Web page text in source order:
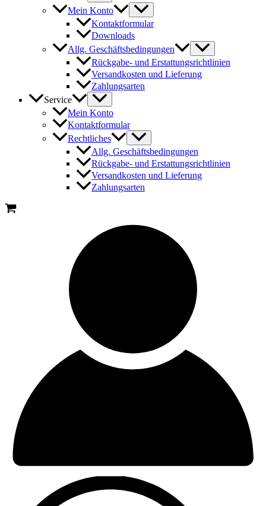
Mein Konto
Kontaktformular
Downloads
Allg. Geschäftsbedingungen
Rückgabe- und Erstattungsrichtlinien
Versandkosten und Lieferung
Zahlungsarten
Service
Mein Konto
Kontaktformular
Rechtliches
Allg. Geschäftsbedingungen
Rückgabe- und Erstattungsrichtlinien
Versandkosten und Lieferung
Zahlungsarten